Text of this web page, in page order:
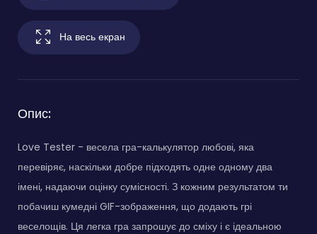
На весь екран
Опис:
Love Tester - весела гра-калькулятор любові, яка
перевіряє, наскільки добре підходять одне одному два
імені, надаючи оцінку сумісності. З кожним результатом ти
побачиш кумедні GIF-зображення, що додають грі
веселощів. Ця легка гра запрошує до сміху і є ідеальною